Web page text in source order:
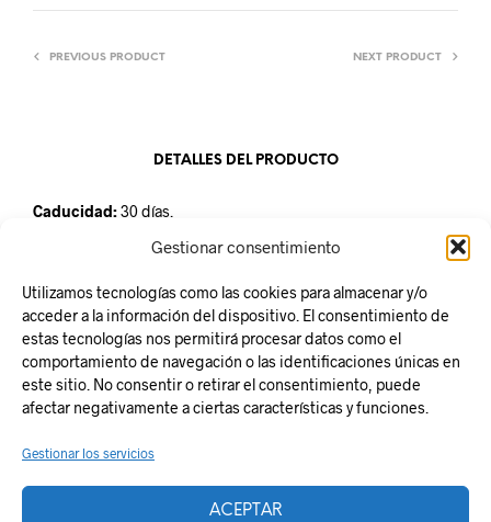
Gestionar consentimiento
Utilizamos tecnologías como las cookies para almacenar y/o
acceder a la información del dispositivo. El consentimiento de
estas tecnologías nos permitirá procesar datos como el
comportamiento de navegación o las identificaciones únicas en
este sitio. No consentir o retirar el consentimiento, puede
afectar negativamente a ciertas características y funciones.
Gestionar los servicios
ACEPTAR
PREVIOUS PRODUCT NEXT PRODUCT
DETALLES DEL PRODUCTO
Caducidad:30 días.
mantener a una temperatura entre 2º y 6ºC.
Responsabilidad Social